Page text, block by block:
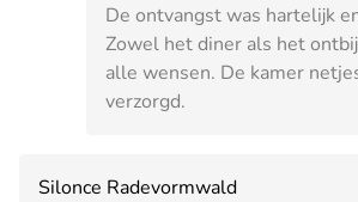
De ontvangst was hartelijk
Zowel het diner als het
alle wensen. De kamer
verzorgd.
Silonce Radevormwald